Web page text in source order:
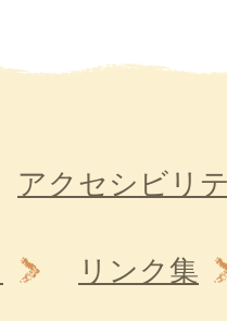
アクセシビリ
リンク集